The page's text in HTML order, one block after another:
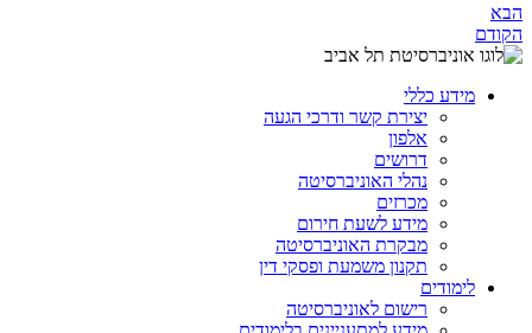
הבא
הקודם
מידע כללי
יצירת קשר ודרכי הגעה
אלפון
דרושים
נהלי האוניברסיטה
מכרזים
מידע לשעת חירום
מבקרת האוניברסיטה
תקנון משמעת ופסקי דין
לימודים
רישום לאוניברסיטה